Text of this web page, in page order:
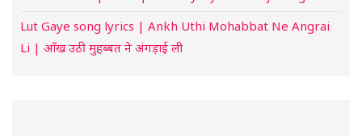
Lut Gaye song lyrics | Ankh Uthi Mohabbat Ne Angrai
Li | आँख उठी मुहब्बत ने अंगड़ाई ली